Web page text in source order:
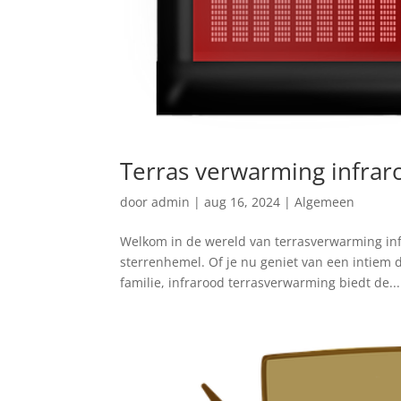
Terras verwarming
dooradmin |aug 16, 2024 |Algemeen
Welkom in de wereld van terrasverwarming
sterrenhemel. Of je⁣ nu geniet van een
familie, infrarood terrasverwarming biedt de...